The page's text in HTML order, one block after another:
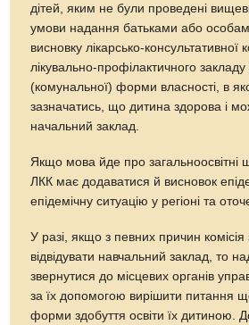
дітей, яким не були проведені
умови надання батьками або
висновку лікарсько-консультативної
лікувально-профілактичного
(комунальної) форми власності, в
зазначатись, що дитина здорова і
начальний заклад.
Якщо мова йде про загальноосвітні
ЛКК має додаватися й висновок
епідемічну ситуацію у регіоні та
У разі, якщо з певних причин
відвідувати навчальний заклад, то
звернутися до місцевих органів
за їх допомогою вирішити питання
форми здобуття освіти їх дитиною.